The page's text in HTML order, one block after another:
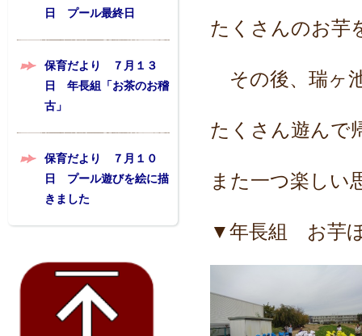
日 プール最終日
保育だより ７月１３
日 年長組「お茶のお稽
古」
保育だより ７月１０
日 プール遊びを絵に描
きました
たくさんのお芋
その後、瑞ヶ
たくさん遊んで
また一つ楽しい
▼年長組 お芋